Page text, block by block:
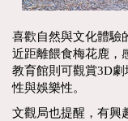
喜歡自然與文化體驗
近距離餵食梅花鹿，
教育館則可觀賞3D
性與娛樂性。
文觀局也提醒，有興